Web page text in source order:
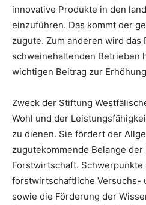
innovative Produkte in den
einzuführen. Das kommt der
zugute. Zum anderen wird
schweinehaltenden Betrieben
wichtigen Beitrag zur
Zweck der Stiftung
Wohl und der
zu dienen. Sie fördert der
zugutekommende Belange der
Forstwirtschaft.
forstwirtschaftliche Versuchs-
sowie die Förderung der